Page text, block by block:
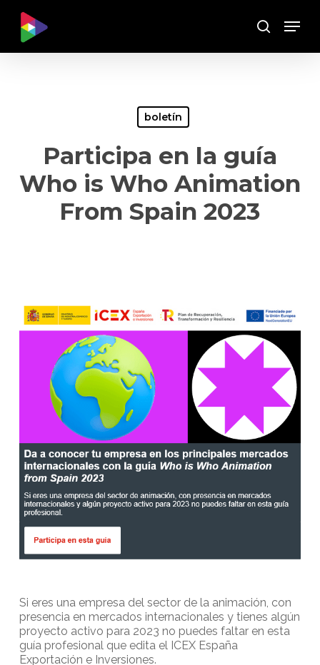
main
Buscar
Menu
boletín
Participa en la guía
Who is Who Animation
From Spain 2023
Si eres una empresa del sector de la animación, con
presencia en mercados internacionales y tienes algún
proyecto activo para 2023 no puedes faltar en esta
guía profesional que edita el ICEX España
Exportación e Inversiones.